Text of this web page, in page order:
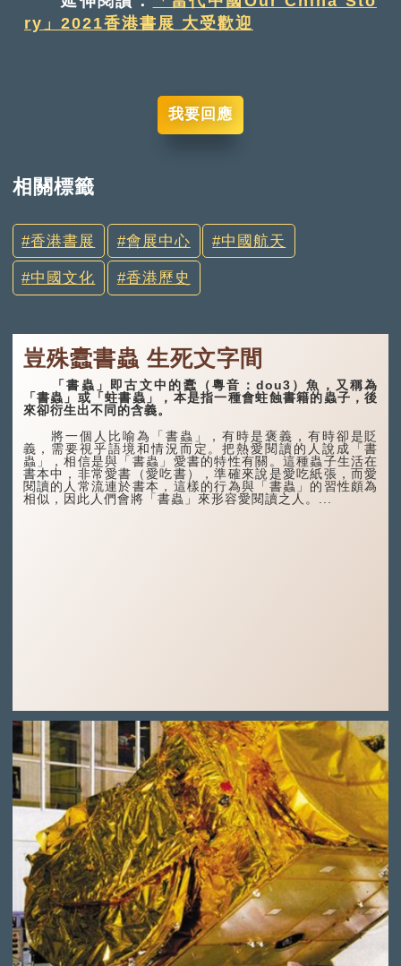
ry」2021香港書展 大受歡迎
我要回應
相關標籤
香港書展 會展中心 中國航天
中國文化 香港歷史
豈殊蠹書蟲 生死文字間
「書蟲」即古文中的蠹（粵音：dou3）魚，又稱為
「書蟲」或「蛀書蟲」，本是指一種會蛀蝕書籍的蟲子，後
來卻衍生出不同的含義。
將一個人比喻為「書蟲」，有時是褒義，有時卻是貶
義，需要視乎語境和情況而定。把熱愛閱讀的人說成「書
蟲」，相信是與「書蟲」愛書的特性有關。這種蟲子生活在
書本中，非常愛書（愛吃書），準確來說是愛吃紙張，而愛
閱讀的人常流連於書本，這樣的行為與「書蟲」的習性頗為
相似，因此人們會將「書蟲」來形容愛閱讀之人。...